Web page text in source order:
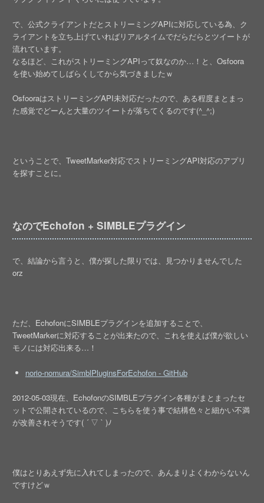
で、公式クライアントだとストリーミングAPIに対応している為、ク
ライアントを立ち上げていればリアルタイムでだらだらとツイートが
流れています。
なるほど、これがストリーミングAPIって奴なのか…！と、Osfoora
を使い始めてしばらくしてから気づきましたｗ
OsfooraはストリーミングAPI未対応だったので、ある程度まとまっ
た感覚でどーんと大量のツイートが落ちてくるのです(^_^;)
ということで、TweetMarker対応でストリーミングAPI対応のアプリ
を探すことに。
なのでEchofon + SIMBLEプラグイン
で、結論から言うと、僕が探した限りでは、見つかりませんでした
orz
ただ、EchofonにSIMBLEプラグインを追加することで、
TweetMarkerに対応することが出来たので、これを使えば僕が欲しい
モノには対応出来る…！
norio-nomura/SimblPluginsForEchofon - GitHub
2012-05-03現在、EchofonのSIMBLEプラグイン各種がまとまったセ
ットで公開されているので、こちらを使う事で結構色々と細かい不満
が改善されそうです( ´ ▽ ` )ﾉ
僕はとりあえず先に入れてしまったので、あんまりよくわからないん
ですけどｗ